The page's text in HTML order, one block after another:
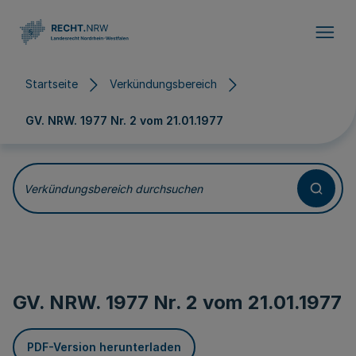
Startseite Verkündungsbereich
GV. NRW. 1977 Nr. 2 vom 21.01.1977
Verkündungsbereich durchsuchen
GV. NRW. 1977 Nr. 2 vom 21.01.1977
PDF-Version herunterladen